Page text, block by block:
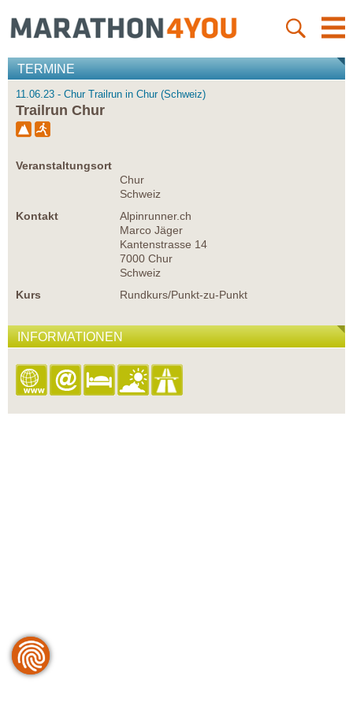
TERMINE
11.06.23 - Chur Trailrun in Chur (Schweiz)
Trailrun Chur
Veranstaltungsort
Chur
Schweiz
Kontakt
Alpinrunner.ch
Marco Jäger
Kantenstrasse 14
7000 Chur
Schweiz
Kurs
Rundkurs/Punkt-zu-Punkt
INFORMATIONEN